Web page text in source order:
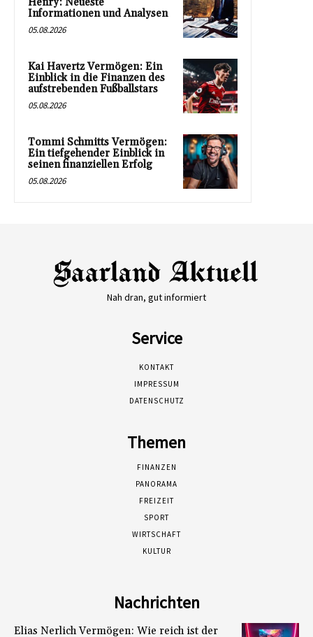
Informationen und Analysen
05.08.2026
Kai Havertz Vermögen: Ein
Einblick in die Finanzen des
aufstrebenden Fußballstars
05.08.2026
Tommi Schmitts Vermögen:
Ein tiefgehender Einblick in
seinen finanziellen Erfolg
05.08.2026
Nah dran, gut informiert
Service
KONTAKT
IMPRESSUM
DATENSCHUTZ
Themen
FINANZEN
PANORAMA
FREIZEIT
SPORT
WIRTSCHAFT
KULTUR
Nachrichten
Elias Nerlich Vermögen: Wie reich ist der